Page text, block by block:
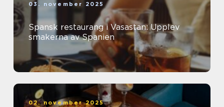
03. november 2025
Spansk restaurang i Vasastan: Upplev
smakerna av Spanien
02. november 2025